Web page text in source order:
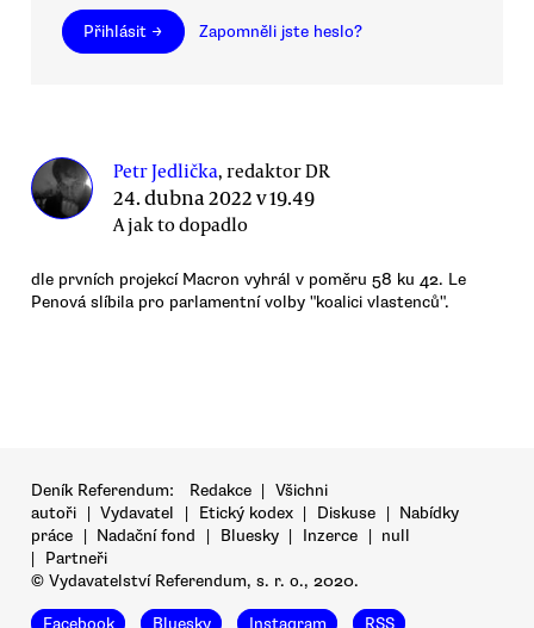
Přihlásit → Zapomněli jste heslo?
Petr Jedlička, redaktor DR
24. dubna 2022 v 19.49
A jak to dopadlo
dle prvních projekcí Macron vyhrál v poměru 58 ku 42. Le
Penová slíbila pro parlamentní volby "koalici vlastenců".
Deník Referendum: Redakce | Všichni
autoři | Vydavatel | Etický kodex | Diskuse | Nabídky
práce | Nadační fond | Bluesky | Inzerce | null
|
Partneři
© Vydavatelství Referendum, s. r. o., 2020.
Facebook Bluesky Instagram RSS